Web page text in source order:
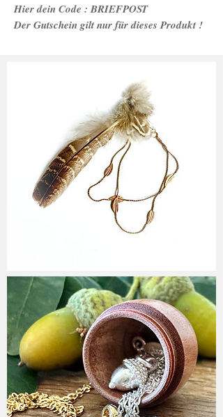
Hier dein Code : BRIEFPOST
Der Gutschein gilt nur für dieses Produkt !